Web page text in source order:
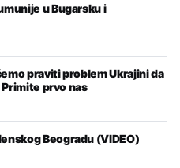
u Bugarsku i
praviti problem Ukrajini da
Primite prvo nas
Beogradu (VIDEO)